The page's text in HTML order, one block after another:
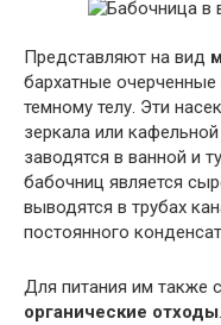
Представляют на вид
бархатные
темному телу. Эти
зеркала или
заводятся в ванной и
бабочниц является
выводятся в трубах
постоянного
Для питания им также
органические отходы